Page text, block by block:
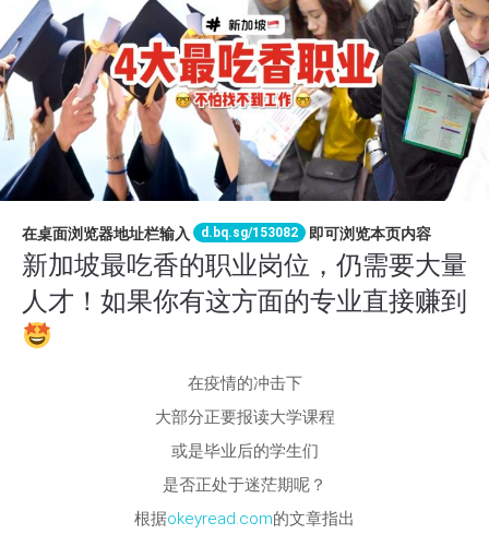
在桌面浏览器地址栏输入 d.bq.sg/153082 即可浏览本页内容
新加坡最吃香的职业岗位，仍需要大量
人才！如果你有这方面的专业直接赚到
在疫情的冲击下
大部分正要报读大学课程
或是毕业后的学生们
是否正处于迷茫期呢？
根据okeyread.com的文章指出